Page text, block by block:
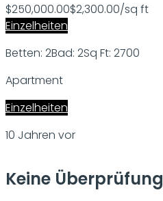
$250,000.00$2,300.00/sq ft
Einzelheiten
Betten: 2Bad: 2Sq Ft: 2700
Apartment
Einzelheiten
10 Jahren vor
Keine Überprüfung